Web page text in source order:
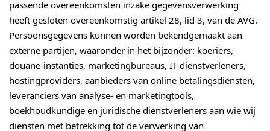
passende overeenkomsten inzake gegevensverwerking
heeft gesloten overeenkomstig artikel 28, lid 3, van de AVG.
Persoonsgegevens kunnen worden bekendgemaakt aan
externe partijen, waaronder in het bijzonder: koeriers,
douane-instanties, marketingbureaus, IT-dienstverleners,
hostingproviders, aanbieders van online betalingsdiensten,
leveranciers van analyse- en marketingtools,
boekhoudkundige en juridische dienstverleners aan wie wij
diensten met betrekking tot de verwerking van